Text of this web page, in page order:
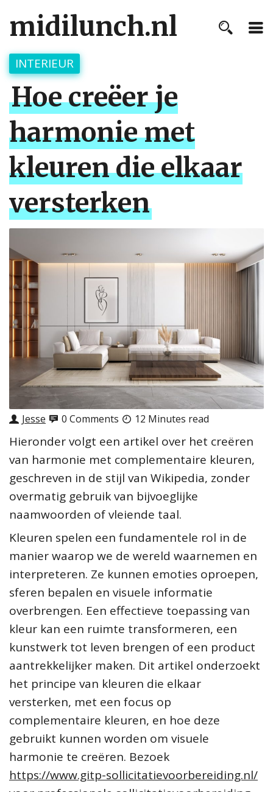
midilunch.nl
INTERIEUR
Hoe creëer je
harmonie met
kleuren die elkaar
versterken
Jesse 0 Comments 12 Minutes read
Hieronder volgt een artikel over het creëren
van harmonie met complementaire kleuren,
geschreven in de stijl van Wikipedia, zonder
overmatig gebruik van bijvoeglijke
naamwoorden of vleiende taal.
Kleuren spelen een fundamentele rol in de
manier waarop we de wereld waarnemen en
interpreteren. Ze kunnen emoties oproepen,
sferen bepalen en visuele informatie
overbrengen. Een effectieve toepassing van
kleur kan een ruimte transformeren, een
kunstwerk tot leven brengen of een product
aantrekkelijker maken. Dit artikel onderzoekt
het principe van kleuren die elkaar
versterken, met een focus op
complementaire kleuren, en hoe deze
gebruikt kunnen worden om visuele
harmonie te creëren. Bezoek
https://www.gitp-sollicitatievoorbereiding.nl/